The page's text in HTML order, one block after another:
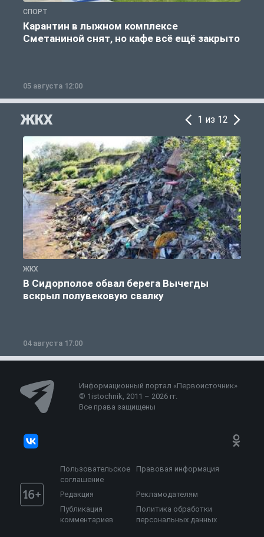
СПОРТ
Карантин в лыжном комплексе
Сметаниной снят, но кафе всё ещё закрыто
05 августа 12:00
ЖКХ 1 из 12
ЖКХ
В Сидорполое обвал берега Вычегды
вскрыл полувековую свалку
04 августа 17:00
Информационный портал «Первоисточник»
© 1istochnik, 2011 – 2026 гг.
Все права защищены
Пользовательское
соглашение
Правовая информация
Редакция
Рекламодателям
Публикация
комментариев
Политика обработки
персональных данных